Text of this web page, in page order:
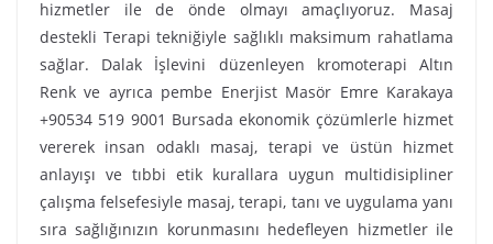
hizmetler ile de önde olmayı amaçlıyoruz. Masaj
destekli Terapi tekniğiyle sağlıklı maksimum rahatlama
sağlar. Dalak İşlevini düzenleyen kromoterapi Altın
Renk ve ayrıca pembe Enerjist Masör Emre Karakaya
+90534 519 9001 Bursada ekonomik çözümlerle hizmet
vererek insan odaklı masaj, terapi ve üstün hizmet
anlayışı ve tıbbi etik kurallara uygun multidisipliner
çalışma felsefesiyle masaj, terapi, tanı ve uygulama yanı
sıra sağlığınızın korunmasını hedefleyen hizmetler ile